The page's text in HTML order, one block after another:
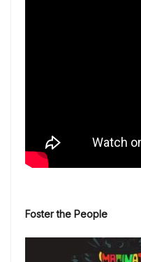
Foster the People